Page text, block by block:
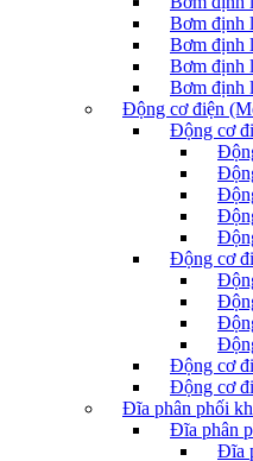
Bơm định
Bơm định
Bơm định
Bơm định
Động cơ điện
Động cơ
Động cơ
Động cơ
Động cơ
Đĩa phân phối
Đĩa phân
Đĩa